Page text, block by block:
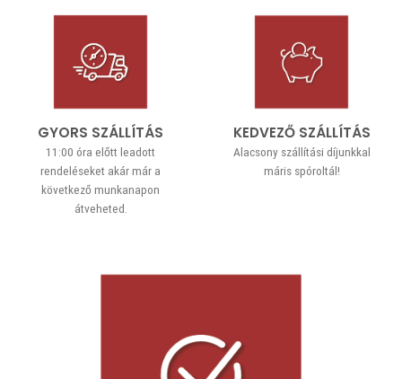
GYORS SZÁLLÍTÁS
11:00 óra előtt leadott
rendeléseket akár már a
következő munkanapon
átveheted.
KEDVEZŐ SZÁLLÍTÁS
Alacsony szállítási díjunkkal
máris spóroltál!